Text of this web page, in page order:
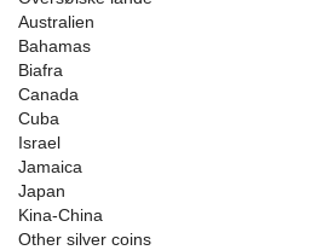
Australien
Bahamas
Biafra
Canada
Cuba
Israel
Jamaica
Japan
Kina-China
Other silver coins